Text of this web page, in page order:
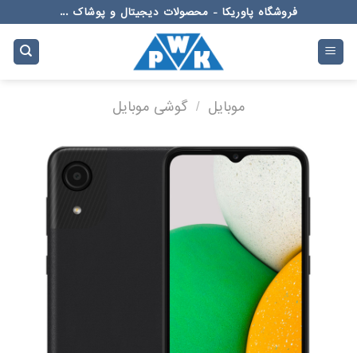
to
content
فروشگاه پاوریکا - محصولات دیجیتال و پوشاک ...
موبایل / گوشی موبایل